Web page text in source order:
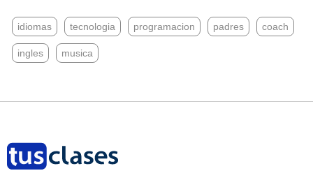
idiomas tecnologia programacion padres coach
ingles musica